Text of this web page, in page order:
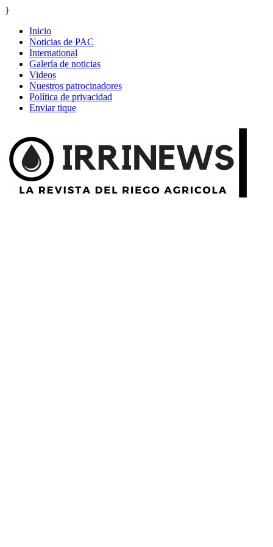
}
Inicio
Noticias de PAC
International
Galería de noticias
Videos
Nuestros patrocinadores
Política de privacidad
Enviar tique